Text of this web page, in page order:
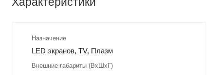
Назначение
LED экранов, TV, Плазм
Внешние габариты (ВхШхГ)